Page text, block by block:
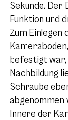
Sekunde. Der
Funktion und
Zum Einlegen
befestigt war,
Nachbildung
Schraube
abgenommen
Innere der